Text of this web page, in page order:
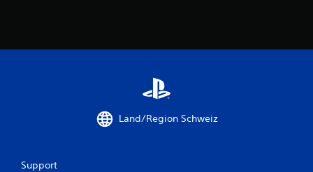
Land/Region Schweiz
Support